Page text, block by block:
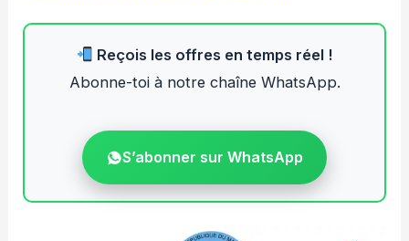
Reçois les offres en temps réel !
Abonne-toi à notre chaîne WhatsApp.
S’abonner sur WhatsApp